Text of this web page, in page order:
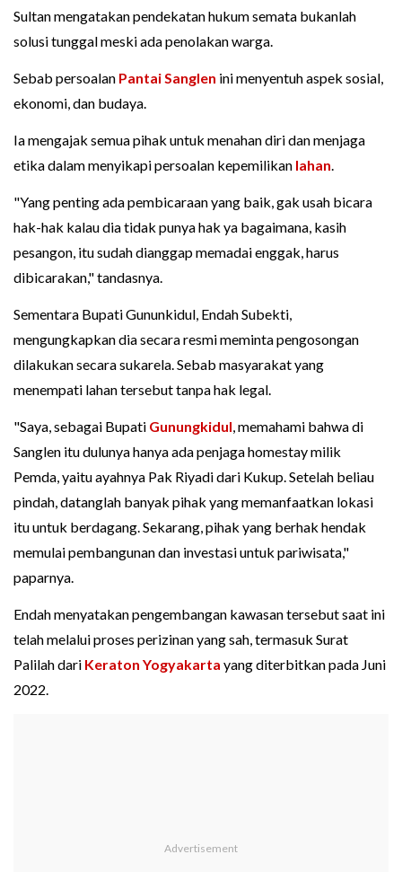
Sultan mengatakan pendekatan hukum semata bukanlah
solusi tunggal meski ada penolakan warga.
Sebab persoalan Pantai Sanglen ini menyentuh aspek sosial,
ekonomi, dan budaya.
Ia mengajak semua pihak untuk menahan diri dan menjaga
etika dalam menyikapi persoalan kepemilikan lahan.
"Yang penting ada pembicaraan yang baik, gak usah bicara
hak-hak kalau dia tidak punya hak ya bagaimana, kasih
pesangon, itu sudah dianggap memadai enggak, harus
dibicarakan," tandasnya.
Sementara Bupati Gununkidul, Endah Subekti,
mengungkapkan dia secara resmi meminta pengosongan
dilakukan secara sukarela. Sebab masyarakat yang
menempati lahan tersebut tanpa hak legal.
"Saya, sebagai Bupati Gunungkidul, memahami bahwa di
Sanglen itu dulunya hanya ada penjaga homestay milik
Pemda, yaitu ayahnya Pak Riyadi dari Kukup. Setelah beliau
pindah, datanglah banyak pihak yang memanfaatkan lokasi
itu untuk berdagang. Sekarang, pihak yang berhak hendak
memulai pembangunan dan investasi untuk pariwisata,"
paparnya.
Endah menyatakan pengembangan kawasan tersebut saat ini
telah melalui proses perizinan yang sah, termasuk Surat
Palilah dari Keraton Yogyakarta yang diterbitkan pada Juni
2022.